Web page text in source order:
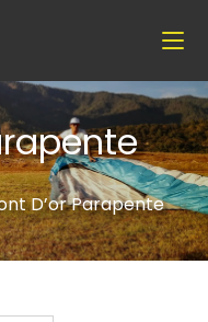
D’or Parapente